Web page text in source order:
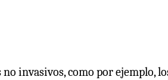
invasivos, como por ejemplo,